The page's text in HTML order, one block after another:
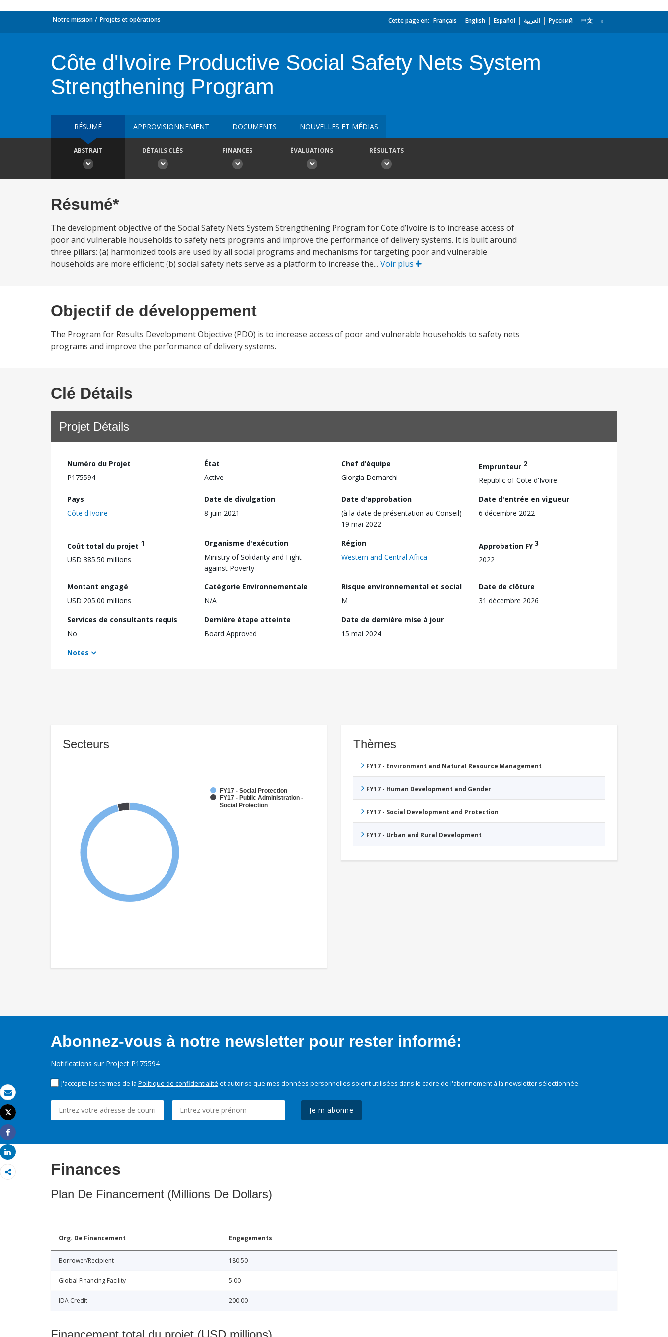
Email
Imprimer
Tweet
Share
Share
Notre mission Projets et opérations Cette page en: Français English Español العربية Русский 中文
Côte d'Ivoire Productive Social Safety Nets System
Strengthening Program
RÉSUMÉ APPROVISIONNEMENT DOCUMENTS NOUVELLES ET MÉDIAS
ABSTRAIT DÉTAILS CLÉS FINANCES ÉVALUATIONS RÉSULTATS
Résumé*
The development objective of the Social Safety Nets System Strengthening Program for Cote d’Ivoire is to increase access of
poor and vulnerable households to safety nets programs and improve the performance of delivery systems. It is built around
three pillars: (a) harmonized tools are used by all social programs and mechanisms for targeting poor and vulnerable
households are more efficient; (b) social safety nets serve as a platform to increase the... Voir plus
Objectif de développement
The Program for Results Development Objective (PDO) is to increase access of poor and vulnerable households to safety nets
programs and improve the performance of delivery systems.
Clé Détails
Projet Détails
Numéro du Projet
P175594
État
Active
Chef d’équipe
Giorgia Demarchi
Emprunteur 2
Republic of Côte d'Ivoire
Pays
Côte d'Ivoire
Date de divulgation
8 juin 2021
Date d'approbation
(à la date de présentation au Conseil)
19 mai 2022
Date d'entrée en vigueur
6 décembre 2022
Coût total du projet 1
USD 385.50 millions
Organisme d'exécution
Ministry of Solidarity and Fight
against Poverty
Région
Western and Central Africa
Approbation FY3
2022
Montant engagé
USD 205.00 millions
Catégorie Environnementale
N/A
Risque environnemental et social
M
Date de clôture
31 décembre 2026
Services de consultants requis
No
Dernière étape atteinte
Board Approved
Date de dernière mise à jour
15 mai 2024
Notes
Secteurs
FY17 - Social Protection
FY17 - Public Administration -
Social Protection
Thèmes
FY17 - Environment and Natural Resource Management
FY17 - Human Development and Gender
FY17 - Social Development and Protection
FY17 - Urban and Rural Development
Abonnez-vous à notre newsletter pour rester informé:
Notifications sur Project P175594
J'accepte les termes de la Politique de confidentialité et autorise que mes données personnelles soient utilisées dans le cadre de l'abonnement à la newsletter sélectionnée.
Je m'abonne
Finances
Plan De Financement (Millions De Dollars)
Org. De Financement Engagements
Borrower/Recipient 180.50
Global Financing Facility 5.00
IDA Credit 200.00
Financement total du projet (USD millions)